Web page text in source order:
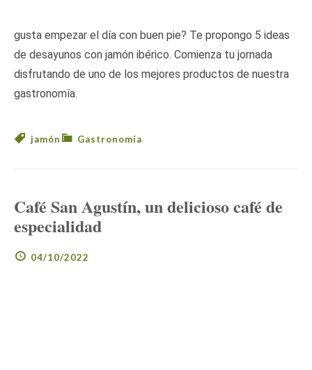
gusta empezar el día con buen pie? Te propongo 5 ideas
de desayunos con jamón ibérico. Comienza tu jornada
disfrutando de uno de los mejores productos de nuestra
gastronomía.
Gastronomía
jamón
Café San Agustín, un delicioso café de
especialidad
04/10/2022